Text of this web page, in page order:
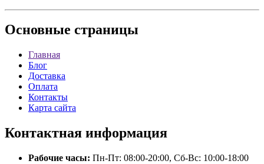
Основные страницы
Главная
Блог
Доставка
Оплата
Контакты
Карта сайта
Контактная информация
Рабочие часы: Пн-Пт: 08:00-20:00, Сб-Вс: 10:00-18:00